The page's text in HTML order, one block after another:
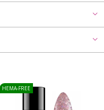
HEMA-FREE